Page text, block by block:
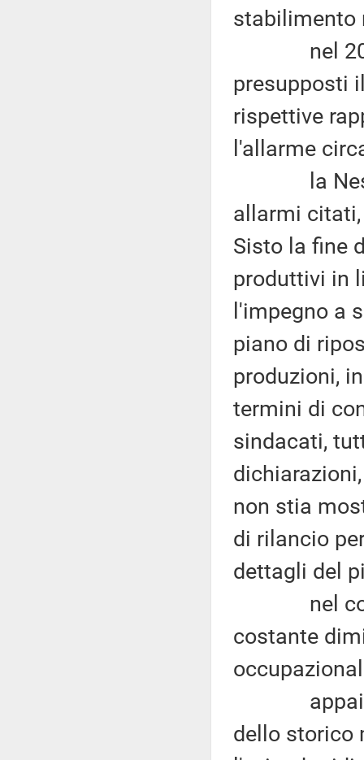
stabilimento
nel 2016,
presupposti
rispettive
l'allarme
la Nestlé,
allarmi
Sisto la fine
produttivi in
l'impegno a
piano di
produzioni,
termini di
sindacati,
non stia
di rilancio
dettagli del
nel corso
costante
appaiono
dello storico